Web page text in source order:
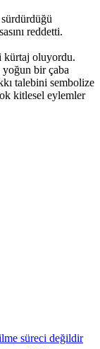
reddetti.
kürtaj oluyordu.
yoğun bir çaba
talebini sembolize
kitlesel eylemler
süreci değildir